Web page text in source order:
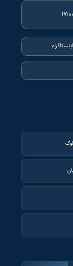
اینستاگرام